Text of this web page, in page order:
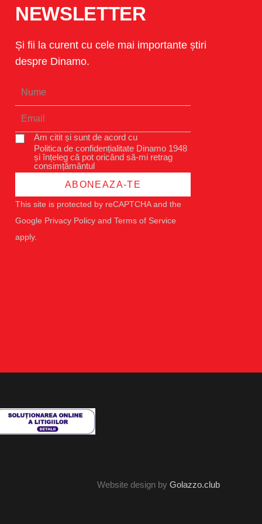
NEWSLETTER
Și fii la curent cu cele mai importante știri
despre Dinamo.
Am citit și sunt de acord cu
Politica de confidențialitate Dinamo 1948
și înțeleg că pot oricând să-mi retrag
consimțământul
ABONEAZA-TE
This site is protected by reCAPTCHA and the
Google Privacy Policyand Terms of Service
apply.
Website design by Golazzo.club